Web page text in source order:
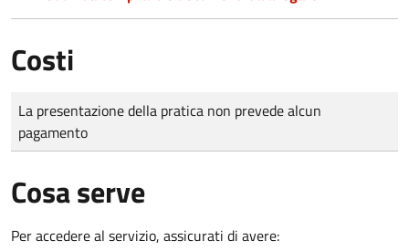
Costi
Tipo di pagamento
Importo
La presentazione della pratica non prevede alcun
pagamento
Cosa serve
Per accedere al servizio, assicurati di avere: